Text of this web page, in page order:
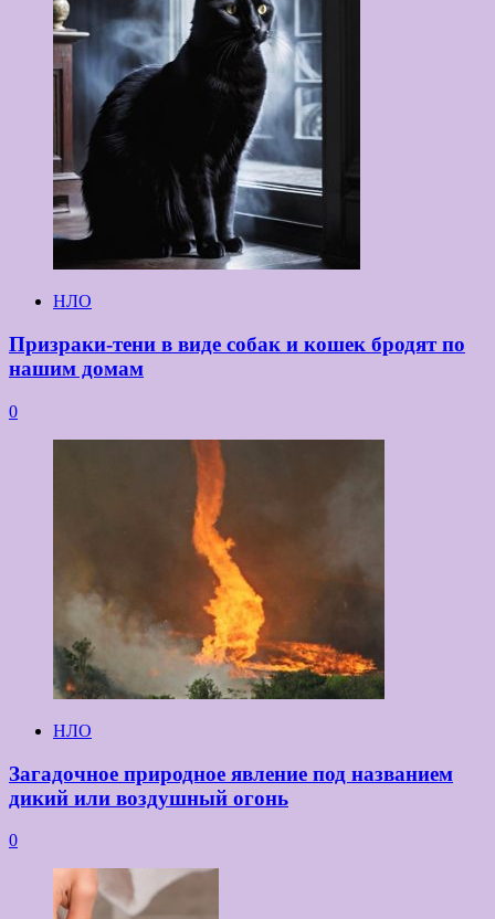
НЛО
Призраки-тени в виде собак и кошек бродят по
нашим домам
0
НЛО
Загадочное природное явление под названием
дикий или воздушный огонь
0